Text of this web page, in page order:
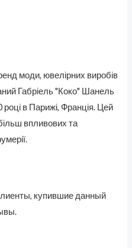
моди, ювелірних виробів
Габріель "Коко" Шанель
в Парижі, Франція. Цей
впливових та
купившие данный